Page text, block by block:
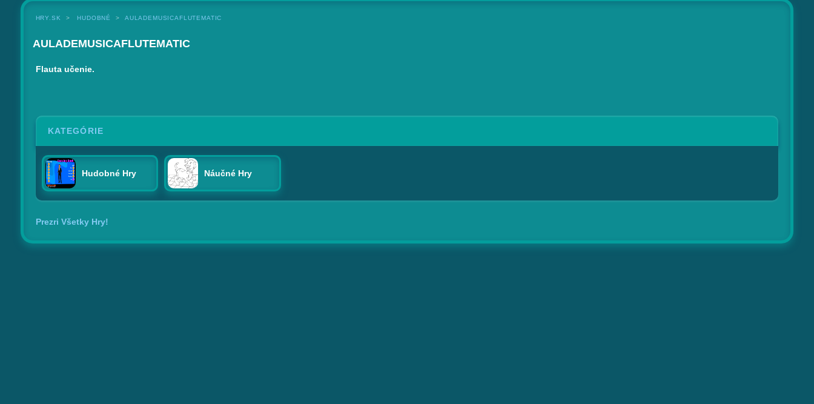
HRY.SK HUDOBNÉ AULADEMUSICAFLUTEMATIC
AULADEMUSICAFLUTEMATIC
Flauta učenie.
KATEGÓRIE
Hudobné Hry Náučné Hry
Prezri Všetky Hry!